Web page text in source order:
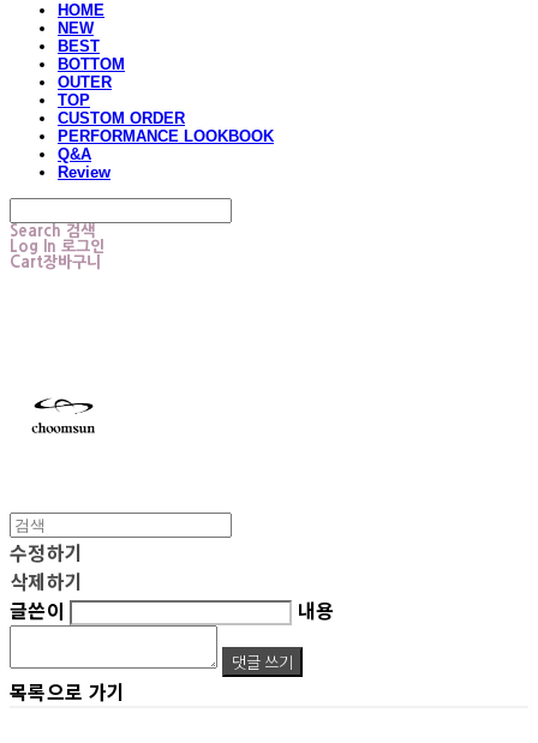
HOME
NEW
BEST
BOTTOM
OUTER
TOP
CUSTOM ORDER
PERFORMANCE LOOKBOOK
Q&A
Review
Search 검색
Log In 로그인
Cart장바구니
수정하기
삭제하기
글쓴이
내용
댓글 쓰기
목록으로 가기